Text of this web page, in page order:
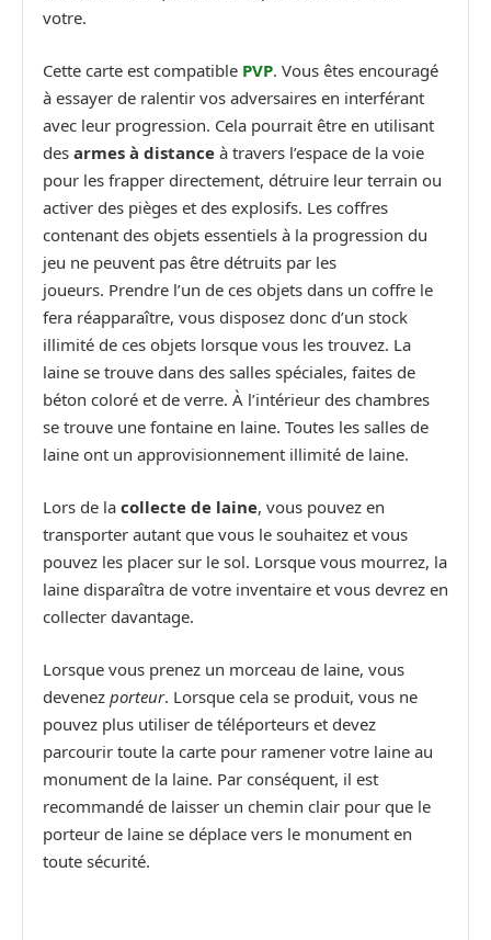
votre.
Cette carte est compatible PVP. Vous êtes encouragé
à essayer de ralentir vos adversaires en interférant
avec leur progression. Cela pourrait être en utilisant
des armes à distance à travers l’espace de la voie
pour les frapper directement, détruire leur terrain ou
activer des pièges et des explosifs. Les coffres
contenant des objets essentiels à la progression du
jeu ne peuvent pas être détruits par les
joueurs. Prendre l’un de ces objets dans un coffre le
fera réapparaître, vous disposez donc d’un stock
illimité de ces objets lorsque vous les trouvez. La
laine se trouve dans des salles spéciales, faites de
béton coloré et de verre. À l’intérieur des chambres
se trouve une fontaine en laine. Toutes les salles de
laine ont un approvisionnement illimité de laine.
Lors de la collecte de laine, vous pouvez en
transporter autant que vous le souhaitez et vous
pouvez les placer sur le sol. Lorsque vous mourrez, la
laine disparaîtra de votre inventaire et vous devrez en
collecter davantage.
Lorsque vous prenez un morceau de laine, vous
devenez porteur. Lorsque cela se produit, vous ne
pouvez plus utiliser de téléporteurs et devez
parcourir toute la carte pour ramener votre laine au
monument de la laine. Par conséquent, il est
recommandé de laisser un chemin clair pour que le
porteur de laine se déplace vers le monument en
toute sécurité.